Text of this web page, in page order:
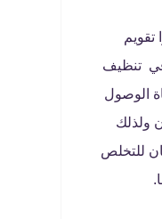
تقويم
في تنظيف
الوصول
ولذلك
للتخلص